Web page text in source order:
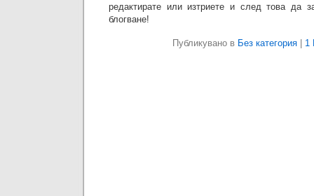
редактирате или изтриете и след това да
блогване!
Публикувано в Без категория| 1